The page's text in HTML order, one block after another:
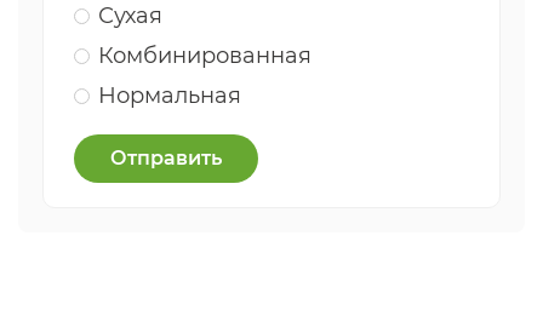
Сухая
Комбинированная
Нормальная
Отправить